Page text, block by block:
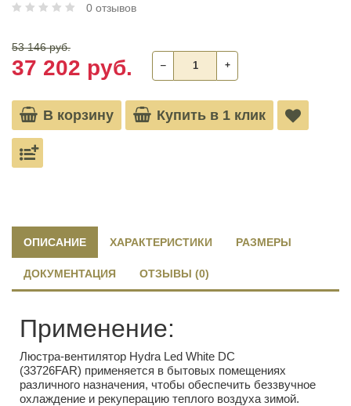
0 отзывов
53 146 руб.
37 202 руб. ‒ +
В корзину Купить в 1 клик
ОПИСАНИЕ ХАРАКТЕРИСТИКИ РАЗМЕРЫ
ДОКУМЕНТАЦИЯ ОТЗЫВЫ (0)
Применение:
Люстра-вентилятор Hydra Led White DC
(33726FAR) применяется в бытовых помещениях
различного назначения, чтобы обеспечить беззвучное
охлаждение и рекуперацию теплого воздуха зимой.